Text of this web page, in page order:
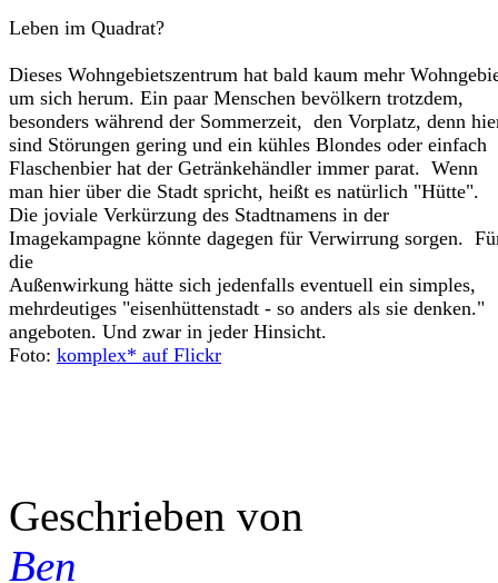
Leben im Quadrat?
Dieses Wohngebietszentrum hat bald kaum mehr
um sich herum. Ein paar Menschen bevölkern trotzdem,
besonders während der Sommerzeit, den Vorplatz, denn
sind Störungen gering und ein kühles Blondes oder einfach
Flaschenbier hat der Getränkehändler immer parat. Wenn
man hier über die Stadt spricht, heißt es natürlich "Hütte".
Die joviale Verkürzung des Stadtnamens in der
Imagekampagne könnte dagegen für Verwirrung sorgen.
die
Außenwirkung hätte sich jedenfalls eventuell ein simples,
mehrdeutiges "eisenhüttenstadt - so anders als sie denken."
angeboten. Und zwar in jeder Hinsicht.
Foto: komplex* auf Flickr
Geschrieben von
Ben